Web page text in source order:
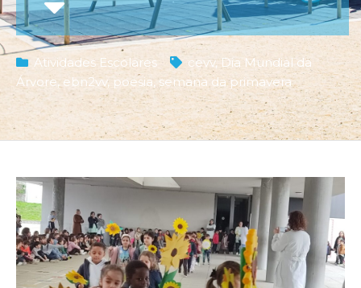
Atividades Escolares cevv, Dia Mundial da
Árvore, ebn2vv, poesia,semana da primavera